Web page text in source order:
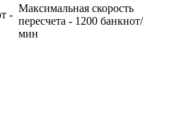
-
Максимальная скорость
пересчета - 1200 банкнот/
мин